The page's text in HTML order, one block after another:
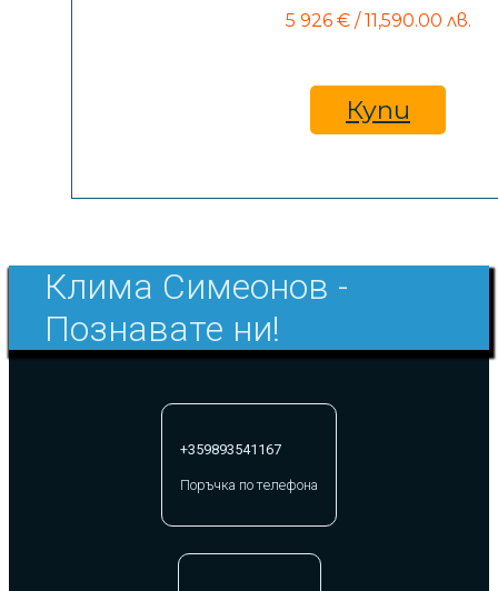
5 926 € / 11,590.00 лв.
Купи
Клима Симеонов -
Познавате ни!
+359893541167
Поръчка по телефона